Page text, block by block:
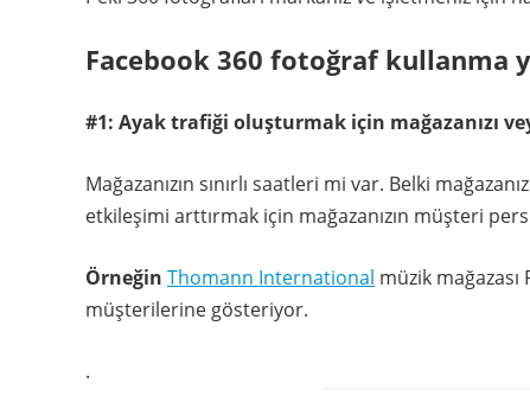
Facebook 360 fotoğraf kullanma
#1: Ayak trafiği oluşturmak için mağazanızı
Mağazanızın sınırlı saatleri mi var. Belki
etkileşimi arttırmak için mağazanızın müşteri
Örneğin Thomann International müzik
müşterilerine gösteriyor.
.